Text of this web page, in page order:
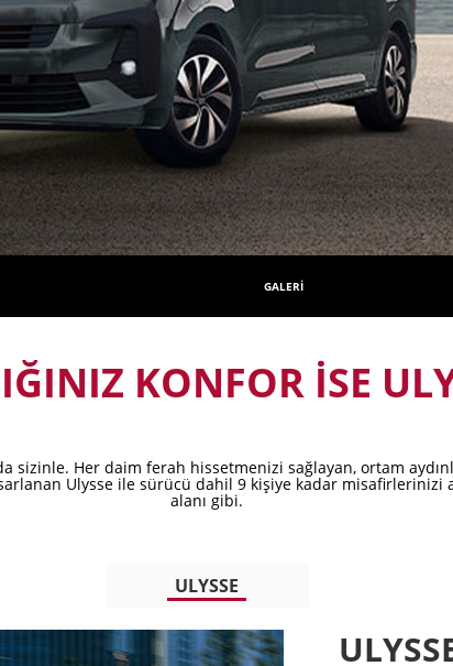
GALERİ
KONFOR İSE
sizinle. Her daim ferah hissetmenizi sağlayan, ortam
Ulysse ile sürücü dahil 9 kişiye kadar misafirlerinizi
alanı gibi.
ULYSSE